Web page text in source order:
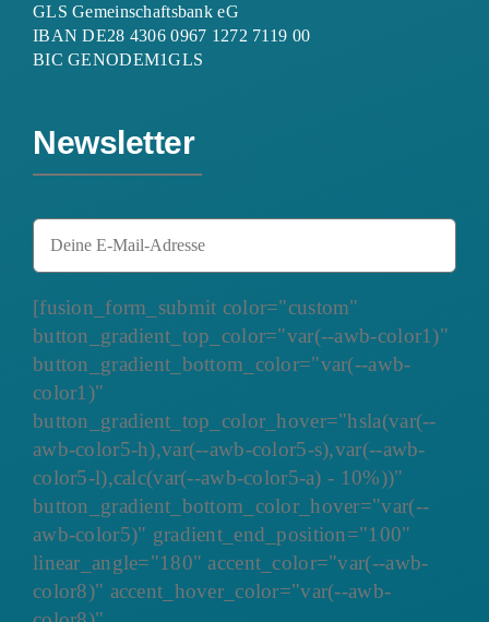
GLS Gemeinschaftsbank eG
IBAN DE28 4306 0967 1272 7119 00
BIC GENODEM1GLS
Newsletter
[fusion_form_submit color="custom"
button_gradient_top_color="var(--awb-color1)"
button_gradient_bottom_color="var(--awb-
color1)"
button_gradient_top_color_hover="hsla(var(--
awb-color5-h),var(--awb-color5-s),var(--awb-
color5-l),calc(var(--awb-color5-a) - 10%))"
button_gradient_bottom_color_hover="var(--
awb-color5)" gradient_end_position="100"
linear_angle="180" accent_color="var(--awb-
color8)" accent_hover_color="var(--awb-